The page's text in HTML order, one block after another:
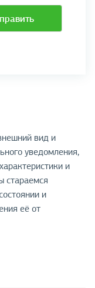
вид и
уведомления,
и
стараемся
и
её от